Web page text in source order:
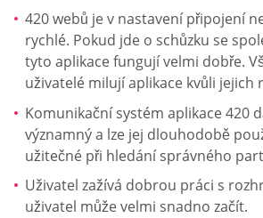
420 webů je v nastavení připojení
rychlé. Pokud jde o schůzku se
tyto aplikace fungují velmi dobře.
uživatelé milují aplikace kvůli jejich
Komunikační systém aplikace 420
významný a lze jej dlouhodobě
užitečné při hledání správného
Uživatel zažívá dobrou práci s
uživatel může velmi snadno začít.